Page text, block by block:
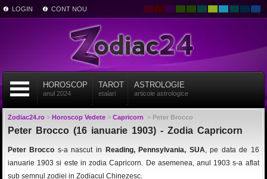
LOGIN CONT NOU
HOROSCOP
anul 2024
TAROT
etalari
ASTROLOGIE
articole astrologice
Zodiac24.ro> Horoscop Vedete> Capricorn > Peter Brocco
Peter Brocco (16 ianuarie 1903) - Zodia Capricorn
Peter Brocco s-a nascut in Reading, Pennsylvania, SUA, pe data de 16
ianuarie 1903 si este in zodia Capricorn. De asemenea, anul 1903 s-a aflat
sub semnul zodiei in Zodiacul Chinezesc.